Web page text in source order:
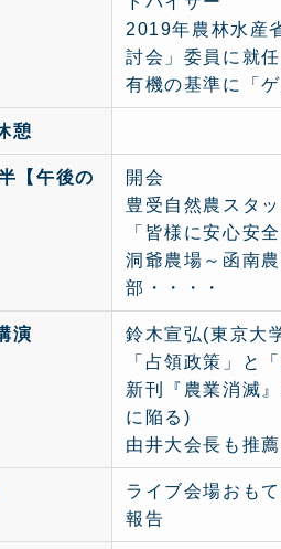
2019年農林水産
討会」委員に就任
有機の基準に「
憩
【午後の
開会
豊受自然農スタ
「皆様に安心安
洞爺農場～函南
部・・・・
演
鈴木宣弘(東京大
「占領政策」と
新刊『農業消滅
に陥る)
由井大会長も推
ライブ会場おも
報告